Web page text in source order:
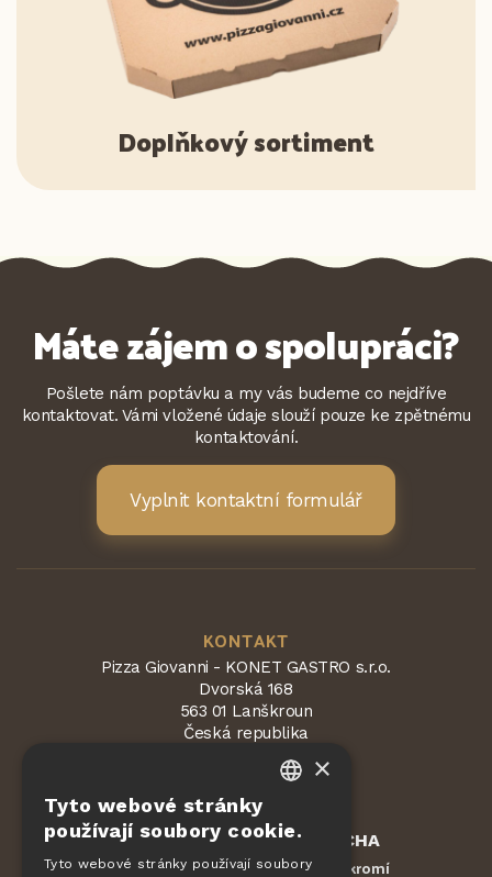
Doplňkový sortiment
Máte zájem o spolupráci?
Pošlete nám poptávku a my vás budeme co nejdříve
kontaktovat. Vámi vložené údaje slouží pouze ke zpětnému
kontaktování.
Vyplnit kontaktní formulář
KONTAKT
Pizza Giovanni - KONET GASTRO s.r.o.
Dvorská 168
563 01 Lanškroun
Česká republika
Chráněno služboureCAPTCHA
Smluvní podmínky - Ochrana soukromí
×
Tyto webové stránky
používají soubory cookie.
Tyto webové stránky používají soubory